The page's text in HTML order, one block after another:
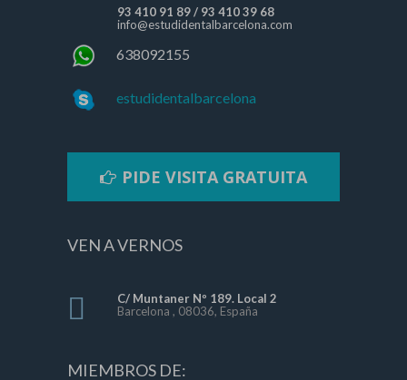
93 410 91 89/ 93 410 39 68
info@estudidentalbarcelona.com
638092155
estudidentalbarcelona
PIDE VISITA GRATUITA
VEN A VERNOS
C/ Muntaner Nº 189. Local 2
Barcelona , 08036, España
MIEMBROS DE: